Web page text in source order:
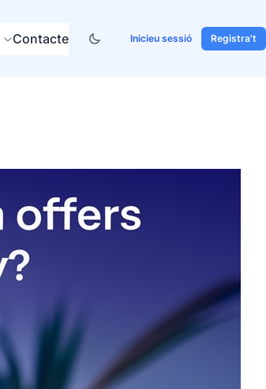
Contacte Inicieu sessió Registra't